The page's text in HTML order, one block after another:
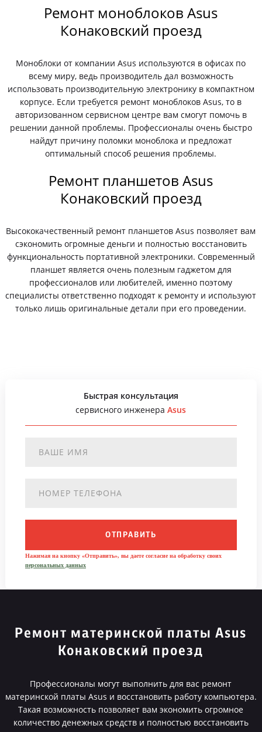
Ремонт моноблоков Asus
Конаковский проезд
Моноблоки от компании Asus используются в офисах по
всему миру, ведь производитель дал возможность
использовать производительную электронику в компактном
корпусе. Если требуется ремонт моноблоков Asus, то в
авторизованном сервисном центре вам смогут помочь в
решении данной проблемы. Профессионалы очень быстро
найдут причину поломки моноблока и предложат
оптимальный способ решения проблемы.
Ремонт планшетов Asus
Конаковский проезд
Высококачественный ремонт планшетов Asus позволяет вам
сэкономить огромные деньги и полностью восстановить
функциональность портативной электроники. Современный
планшет является очень полезным гаджетом для
профессионалов или любителей, именно поэтому
специалисты ответственно подходят к ремонту и используют
только лишь оригинальные детали при его проведении.
Быстрая консультация
сервисного инженераAsus
ОТПРАВИТЬ
Нажимая на кнопку «Отправить», вы даете согласие на обработку своих
персональных данных
Ремонт материнской платы Asus
Конаковский проезд
Профессионалы могут выполнить для вас ремонт
материнской платы Asus и восстановить работу компьютера.
Такая возможность позволяет вам экономить огромное
количество денежных средств и полностью восстановить